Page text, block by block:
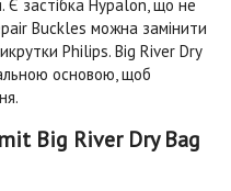
Є застібка Hypalon, що не
Buckles можна замінити
Philips. Big River Dry
основою, щоб
Big River Dry Bag